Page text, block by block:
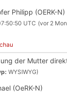
Philipp (OERK-N)
UTC (vor 2
der Mutter
WYSIWYG)
(OeRK-N)